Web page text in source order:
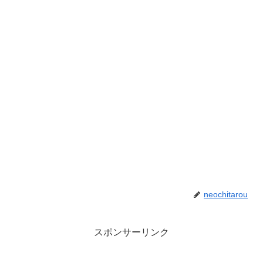
neochitarou
スポンサーリンク